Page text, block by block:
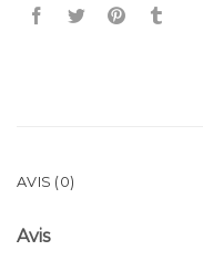
AVIS (0)
Avis